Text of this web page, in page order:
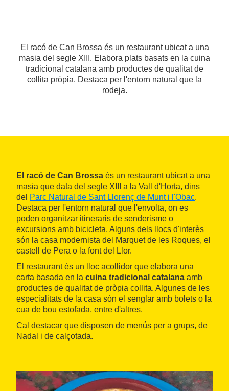
El racó de Can Brossa és un restaurant ubicat a una
masia del segle XIII. Elabora plats basats en la cuina
tradicional catalana amb productes de qualitat de
collita pròpia. Destaca per l'entorn natural que la
rodeja.
El racó de Can Brossa és un restaurant ubicat a una
masia que data del segle XIII a la Vall d'Horta, dins
del Parc Natural de Sant Llorenç de Munt i l'Obac.
Destaca per l'entorn natural que l'envolta, on es
poden organitzar itineraris de senderisme o
excursions amb bicicleta. Alguns dels llocs d'interès
són la casa modernista del Marquet de les Roques, el
castell de Pera o la font del Llor.
El restaurant és un lloc acollidor que elabora una
carta basada en la cuina tradicional catalana amb
productes de qualitat de pròpia collita. Algunes de les
especialitats de la casa són el senglar amb bolets o la
cua de bou estofada, entre d'altres.
Cal destacar que disposen de menús per a grups, de
Nadal i de calçotada.